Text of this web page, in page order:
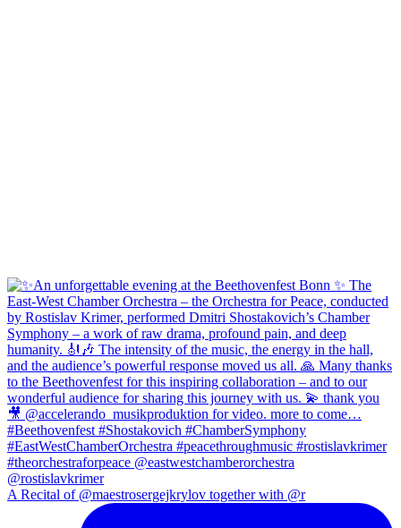
A Recital of @maestrosergejkrylov together with @r